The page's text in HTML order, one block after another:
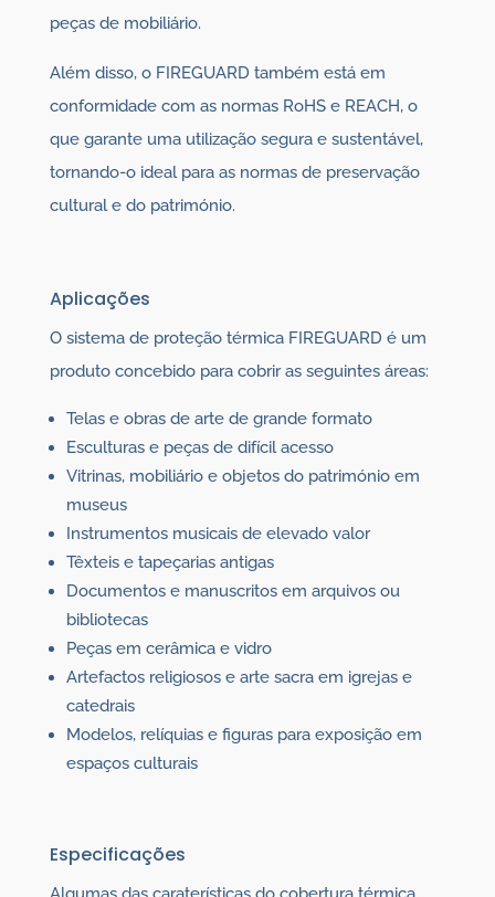
peças de mobiliário.
Além disso, o FIREGUARD também está em
conformidade com as normas RoHS e REACH, o
que garante uma utilização segura e sustentável,
tornando-o ideal para as normas de preservação
cultural e do património.
Aplicações
O sistema de proteção térmica FIREGUARD é um
produto concebido para cobrir as seguintes áreas:
Telas e obras de arte de grande formato
Esculturas e peças de difícil acesso
Vitrinas, mobiliário e objetos do património em
museus
Instrumentos musicais de elevado valor
Têxteis e tapeçarias antigas
Documentos e manuscritos em arquivos ou
bibliotecas
Peças em cerâmica e vidro
Artefactos religiosos e arte sacra em igrejas e
catedrais
Modelos, relíquias e figuras para exposição em
espaços culturais
Especificações